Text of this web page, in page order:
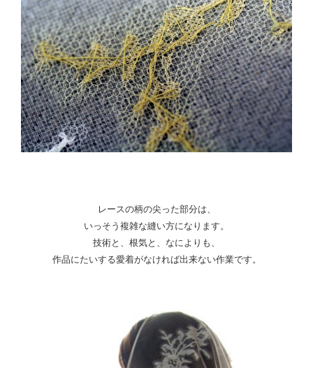
レースの柄の尖った部分は、
いっそう複雑な縫い方になります。
技術と、根気と、なによりも、
作品にたいする愛着がなければ出来ない作業です。